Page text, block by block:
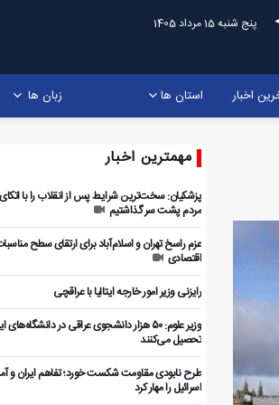
پنج شنبه 15 مرداد 1405
اخبار استان ها زبان ها
مهمترین اخبار
پزشکیان: سخت‌ترین شرایط پس از انقلاب را با
مردم پشت سر گذاشتیم
عزم راسخ تهران و اسلام‌آباد برای ارتقای سطح
اقتصادی
رایزنی وزیر امور خارجه ایتالیا با عراقچی
وزیر علوم: ۵۰ هزار دانشجوی عراقی در دانشگاه‌های
تحصیل می‌کنند
طرح نابودی مقاومت شکست خورد؛ تفاهم ایران و
اسرائیل را مهار کرد